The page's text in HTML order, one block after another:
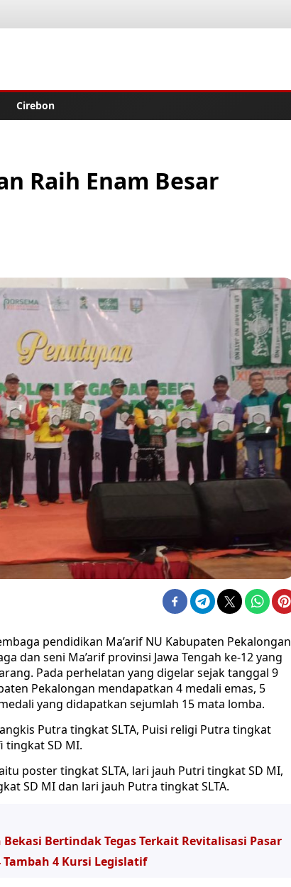
Cirebon
Raih Enam Besar
pendidikan Ma’arif NU Kabupaten Pekalongan
dan seni Ma’arif provinsi Jawa Tengah ke-12 yang
Pada perhelatan yang digelar sejak tanggal 9
Pekalongan mendapatkan 4 medali emas, 5
yang didapatkan sejumlah 15 mata lomba.
Putra tingkat SLTA, Puisi religi Putra tingkat
tingkat SD MI.
poster tingkat SLTA, lari jauh Putri tingkat SD MI,
SD MI dan lari jauh Putra tingkat SLTA.
Bertindak Tegas Terkait Revitalisasi Pasar
4 Kursi Legislatif